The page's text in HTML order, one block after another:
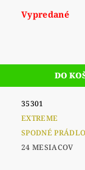
Vypredané
35301
EXTREME
SPODNÉ PRÁDLO
24 MESIACOV